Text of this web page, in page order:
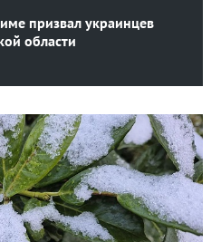
призвал украинцев
области